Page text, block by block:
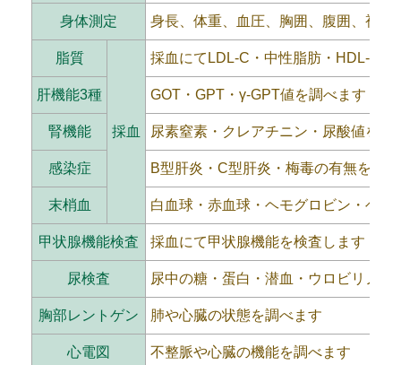
身体測定 身長、体重、血圧、胸囲、腹囲、視力
脂質
採血
採血にてLDL-C・中性脂肪・HDL-Cの
肝機能3種 GOT・GPT・γ-GPT値を調べます
腎機能 尿素窒素・クレアチニン・尿酸値を調
感染症 B型肝炎・C型肝炎・梅毒の有無を調
末梢血 白血球・赤血球・ヘモグロビン・ヘ
甲状腺機能検査 採血にて甲状腺機能を検査します
尿検査 尿中の糖・蛋白・潜血・ウロビリノー
胸部レントゲン 肺や心臓の状態を調べます
心電図 不整脈や心臓の機能を調べます